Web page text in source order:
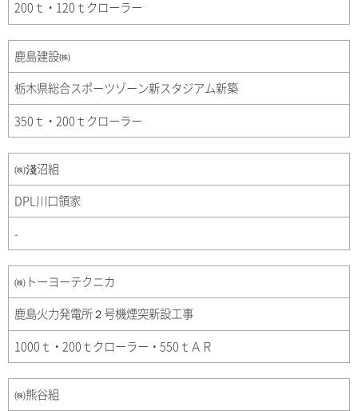
200ｔ・120ｔクローラー
鹿島建設㈱
栃木県総合スポーツゾーン新スタジアム新築
350ｔ・200ｔクローラー
㈱淺沼組
DPL川口領家
-
㈱トーヨーテクニカ
鹿島火力発電所２号機煙突新設工事
1000ｔ・200ｔクローラー・550ｔＡＲ
㈱熊谷組